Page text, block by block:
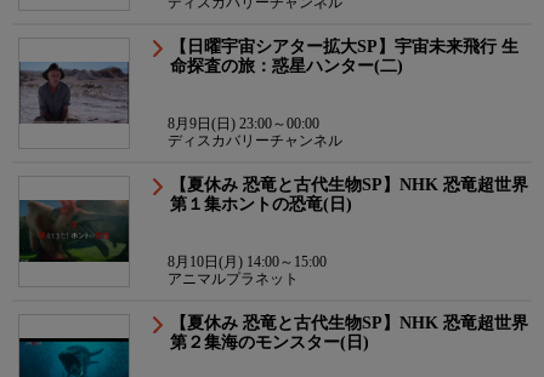
【日曜宇宙シアター拡大SP】宇宙未来飛行 生
命探査の旅：惑星ハンター(二)
8月9日(日) 23:00～00:00
ディスカバリーチャンネル
【夏休み 恐竜と古代生物SP】NHK 恐竜超世界
第１集ホントの恐竜(日)
8月10日(月) 14:00～15:00
アニマルプラネット
【夏休み 恐竜と古代生物SP】NHK 恐竜超世界
第２集海のモンスター(日)